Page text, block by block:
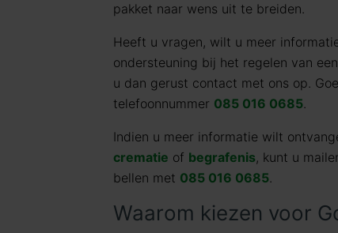
pakket naar wens uit te breiden.
Heeft u vragen, wilt u meer
ondersteuning bij het regelen van
u dan gerust contact met ons op.
telefoonnummer 085 016 0685.
Indien u meer informatie wilt
crematie of begrafenis, kunt u
bellen met 085 016 0685.
Waarom kiezen voor